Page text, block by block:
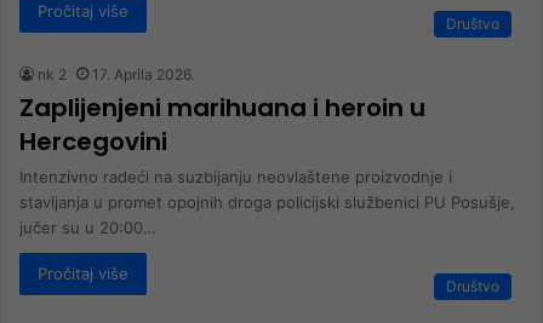
Pročitaj više
Društvo
nk 2 17. Aprila 2026.
Zaplijenjeni marihuana i heroin u
Hercegovini
Intenzivno radeći na suzbijanju neovlaštene proizvodnje i
stavljanja u promet opojnih droga policijski službenici PU Posušje,
jučer su u 20:00…
Pročitaj više
Društvo